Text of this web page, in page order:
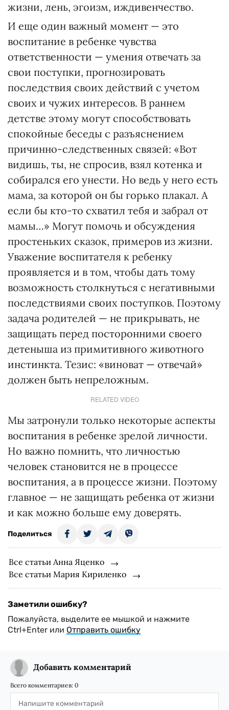
жизни, лень, эгоизм, иждивенчество.
И еще один важный момент — это
воспитание в ребенке чувства
ответственности — умения отвечать за
свои поступки, прогнозировать
последствия своих действий с учетом
своих и чужих интересов. В раннем
детстве этому могут способствовать
спокойные беседы с разъяснением
причинно-следственных связей: «Вот
видишь, ты, не спросив, взял котенка и
собирался его унести. Но ведь у него есть
мама, за которой он бы горько плакал. А
если бы кто-то схватил тебя и забрал от
мамы…» Могут помочь и обсуждения
простеньких сказок, примеров из жизни.
Уважение воспитателя к ребенку
проявляется и в том, чтобы дать тому
возможность столкнуться с негативными
последствиями своих поступков. Поэтому
задача родителей — не прикрывать, не
защищать перед посторонними своего
детеныша из примитивного животного
инстинкта. Тезис: «виноват — отвечай»
должен быть непреложным.
RELATED VIDEO
Мы затронули только некоторые аспекты
воспитания в ребенке зрелой личности.
Но важно помнить, что личностью
человек становится не в процессе
воспитания, а в процессе жизни. Поэтому
главное — не защищать ребенка от жизни
и как можно больше ему доверять.
Поделиться
Все статьи Анна Яценко
Все статьи Мария Кириленко
Заметили ошибку?
Пожалуйста, выделите ее мышкой и нажмите
Ctrl+Enter или Отправить ошибку
Добавить комментарий
Всего комментариев: 0